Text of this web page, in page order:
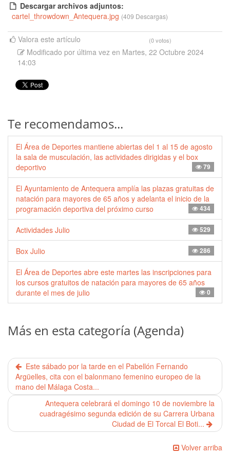
Descargar archivos adjuntos:
cartel_throwdown_Antequera.jpg (409 Descargas)
Valora este artículo (0 votos)
Modificado por última vez en Martes, 22 Octubre 2024
14:03
Te recomendamos...
El Área de Deportes mantiene abiertas del 1 al 15 de agosto
la sala de musculación, las actividades dirigidas y el box
deportivo
79
El Ayuntamiento de Antequera amplía las plazas gratuitas de
natación para mayores de 65 años y adelanta el inicio de la
programación deportiva del próximo curso
434
Actividades Julio 529
Box Julio 286
El Área de Deportes abre este martes las inscripciones para
los cursos gratuitos de natación para mayores de 65 años
durante el mes de julio
0
Más en esta categoría (Agenda)
Este sábado por la tarde en el Pabellón Fernando
Argüelles, cita con el balonmano femenino europeo de la
mano del Málaga Costa...
Antequera celebrará el domingo 10 de noviembre la
cuadragésimo segunda edición de su Carrera Urbana
Ciudad de El Torcal El Boti...
Volver arriba